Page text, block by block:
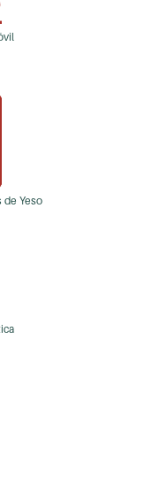
de Yeso